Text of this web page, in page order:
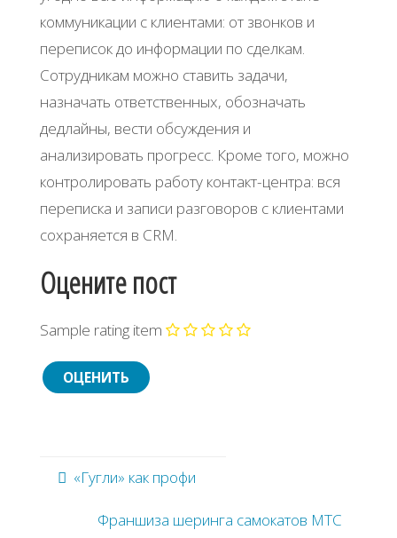
коммуникации с клиентами: от звонков и
переписок до информации по сделкам.
Сотрудникам можно ставить задачи,
назначать ответственных, обозначать
дедлайны, вести обсуждения и
анализировать прогресс. Кроме того, можно
контролировать работу контакт-центра: вся
переписка и записи разговоров с клиентами
сохраняется в CRM.
Оцените пост
Sample rating item
«Гугли» как профи
Франшиза шеринга самокатов МТС